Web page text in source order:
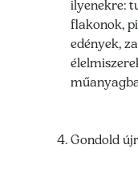
ilyenekre:
flakonok,
edények,
Gondold